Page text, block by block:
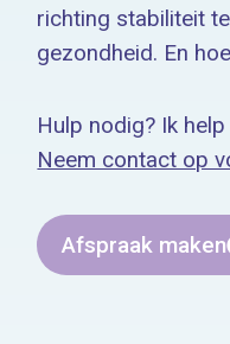
richting stabiliteit
gezondheid. En
Hulp nodig? Ik
Neem contact op
Afspraak maken